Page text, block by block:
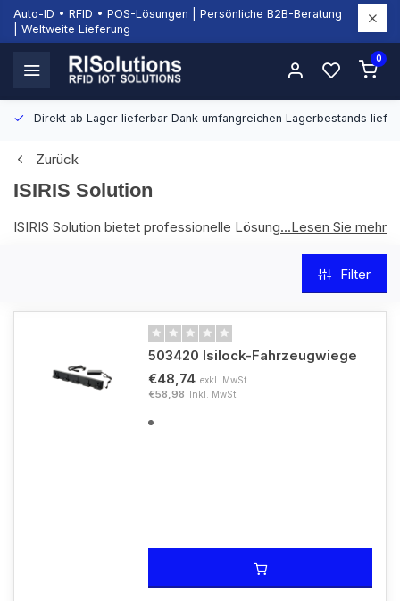
Auto-ID • RFID • POS-Lösungen | Persönliche B2B-Beratung
| Weltweite Lieferung
0
Direkt ab Lager lieferbar Dank umfangreichen Lagerbestands
Zurück
ISIRIS Solution
ISIRIS Solution bietet professionelle Lösungen für
Geschäftsprozesse suchen. Bei RISolutions finden Sie ISIRIS
...Lesen Sie mehr
Filter
503420 Isilock-Fahrzeugwiege
€48,74 exkl. MwSt.
€58,98 Inkl. MwSt.